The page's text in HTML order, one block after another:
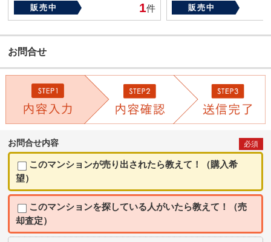
販売中
1件
販売中
お問合せ
お問合せ内容 必須
このマンションが売り出されたら教えて！（購入希
望）
このマンションを探している人がいたら教えて！（売
却査定）